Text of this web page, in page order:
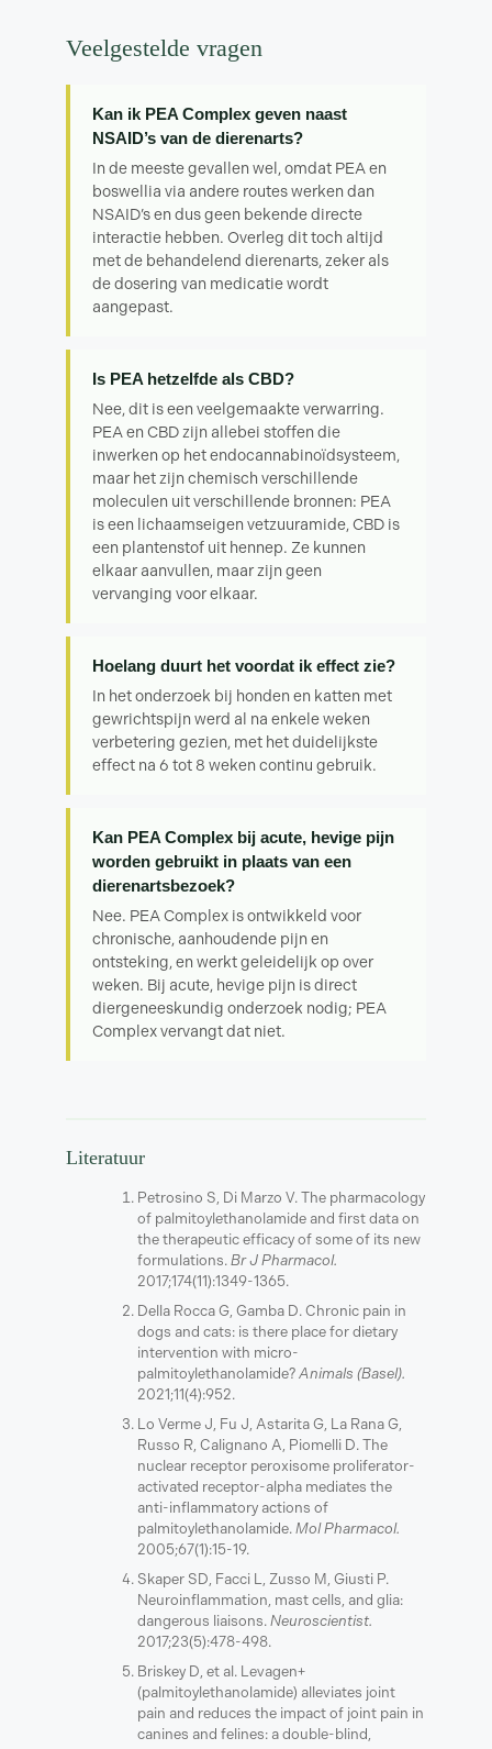
Veelgestelde vragen
Kan ik PEA Complex geven naast
NSAID’s van de dierenarts?
In de meeste gevallen wel, omdat PEA en
boswellia via andere routes werken dan
NSAID’s en dus geen bekende directe
interactie hebben. Overleg dit toch altijd
met de behandelend dierenarts, zeker als
de dosering van medicatie wordt
aangepast.
Is PEA hetzelfde als CBD?
Nee, dit is een veelgemaakte verwarring.
PEA en CBD zijn allebei stoffen die
inwerken op het endocannabinoïdsysteem,
maar het zijn chemisch verschillende
moleculen uit verschillende bronnen: PEA
is een lichaamseigen vetzuuramide, CBD is
een plantenstof uit hennep. Ze kunnen
elkaar aanvullen, maar zijn geen
vervanging voor elkaar.
Hoelang duurt het voordat ik effect zie?
In het onderzoek bij honden en katten met
gewrichtspijn werd al na enkele weken
verbetering gezien, met het duidelijkste
effect na 6 tot 8 weken continu gebruik.
Kan PEA Complex bij acute, hevige pijn
worden gebruikt in plaats van een
dierenartsbezoek?
Nee. PEA Complex is ontwikkeld voor
chronische, aanhoudende pijn en
ontsteking, en werkt geleidelijk op over
weken. Bij acute, hevige pijn is direct
diergeneeskundig onderzoek nodig; PEA
Complex vervangt dat niet.
Literatuur
Petrosino S, Di Marzo V. The pharmacology
of palmitoylethanolamide and first data on
the therapeutic efficacy of some of its new
formulations. Br J Pharmacol.
2017;174(11):1349-1365.
Della Rocca G, Gamba D. Chronic pain in
dogs and cats: is there place for dietary
intervention with micro-
palmitoylethanolamide? Animals (Basel).
2021;11(4):952.
Lo Verme J, Fu J, Astarita G, La Rana G,
Russo R, Calignano A, Piomelli D. The
nuclear receptor peroxisome proliferator-
activated receptor-alpha mediates the
anti-inflammatory actions of
palmitoylethanolamide. Mol Pharmacol.
2005;67(1):15-19.
Skaper SD, Facci L, Zusso M, Giusti P.
Neuroinflammation, mast cells, and glia:
dangerous liaisons. Neuroscientist.
2017;23(5):478-498.
Briskey D, et al. Levagen+
(palmitoylethanolamide) alleviates joint
pain and reduces the impact of joint pain in
canines and felines: a double-blind,